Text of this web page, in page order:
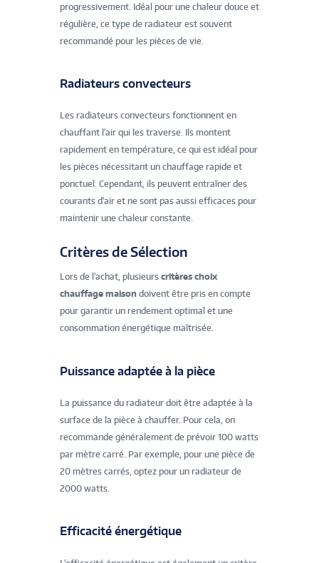
progressivement. Idéal pour une chaleur douce et
régulière, ce type de radiateur est souvent
recommandé pour les pièces de vie.
Radiateurs convecteurs
Les radiateurs convecteurs fonctionnent en
chauffant l'air qui les traverse. Ils montent
rapidement en température, ce qui est idéal pour
les pièces nécessitant un chauffage rapide et
ponctuel. Cependant, ils peuvent entraîner des
courants d'air et ne sont pas aussi efficaces pour
maintenir une chaleur constante.
Critères de Sélection
Lors de l'achat, plusieurs critères choix
chauffage maison doivent être pris en compte
pour garantir un rendement optimal et une
consommation énergétique maîtrisée.
Puissance adaptée à la pièce
La puissance du radiateur doit être adaptée à la
surface de la pièce à chauffer. Pour cela, on
recommande généralement de prévoir 100 watts
par mètre carré. Par exemple, pour une pièce de
20 mètres carrés, optez pour un radiateur de
2000 watts.
Efficacité énergétique